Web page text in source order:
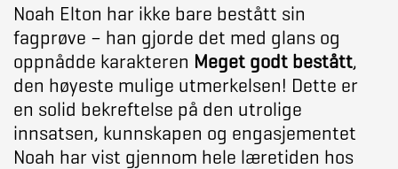
Noah Elton har ikke bare bestått sin
fagprøve – han gjorde det med glans og
oppnådde karakteren Meget godt bestått,
den høyeste mulige utmerkelsen! Dette er
en solid bekreftelse på den utrolige
innsatsen, kunnskapen og engasjementet
Noah har vist gjennom hele læretiden hos